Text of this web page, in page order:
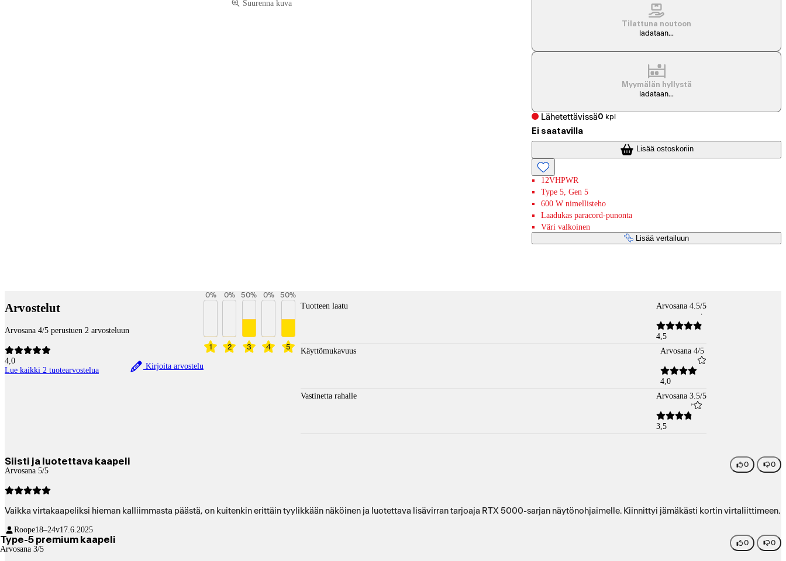
Suurenna kuva
Tilattuna noutoon
ladataan...
Myymälän hyllystä
ladataan...
Lähetettävissä0 kpl
Ei saatavilla
Lisää ostoskoriin
12VHPWR
Type 5, Gen 5
600 W nimellisteho
Laadukas paracord-punonta
Väri valkoinen
Lisää vertailuun
Arvostelut
Arvosana 4/5 perustuen 2 arvosteluun
4,0
Lue kaikki 2 tuotearvostelua
Kirjoita arvostelu
1
0%
2
0%
3
50%
4
0%
5
50%
Tuotteen laatu Arvosana 4.5/5
4,5
Käyttömukavuus
Arvosana 4/5
4,0
Vastinetta rahalle
Arvosana 3.5/5
3,5
Siisti ja luotettava kaapeli
Arvosana 5/5
0 0
Vaikka virtakaapeliksi hieman kalliimmasta päästä, on kuitenkin erittäin tyylikkään näköinen ja luotettava lisävirran tarjoaja RTX 5000-sarjan näytönohjaimelle. Kiinnittyi jämäkästi kortin virtaliittimeen.
Roope18–24v17.6.2025
Type-5 premium kaapeli
Arvosana 3/5
0 0